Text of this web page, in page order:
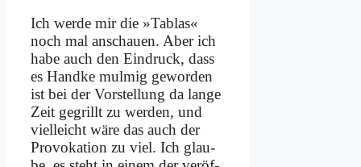
Ich wer­de mir die »Tab­las«
noch mal an­schau­en. Aber ich
ha­be auch den Ein­druck, dass
es Hand­ke mul­mig ge­wor­den
ist bei der Vor­stel­lung da lan­ge
Zeit ge­grillt zu wer­den, und
viel­leicht wä­re das auch der
Pro­vo­ka­ti­on zu viel. Ich glau­